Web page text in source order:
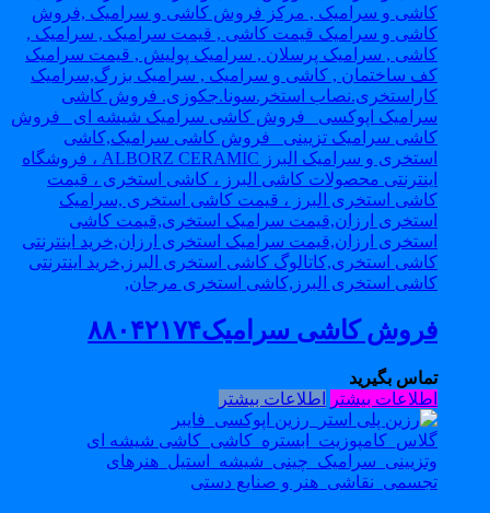
فروش کاشی سرامیک۸۸۰۴۲۱۷۴
تماس بگیرید
اطلاعات بیشتر اطلاعات بیشتر